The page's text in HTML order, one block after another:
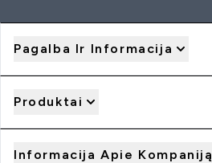
Pagalba Ir Informacija
Produktai
Informacija Apie Kompaniją